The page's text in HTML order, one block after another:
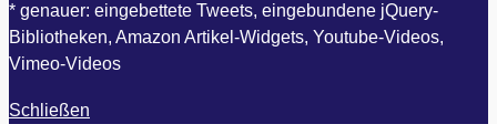
* genauer: eingebettete Tweets, eingebundene jQuery-
Bibliotheken, Amazon Artikel-Widgets, Youtube-Videos,
Vimeo-Videos
Schließen